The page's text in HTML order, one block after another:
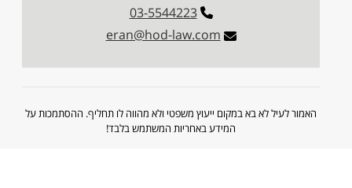
03-5544223
eran@hod-law.com
האמור לעיל לא בא במקום ייעוץ משפטי ולא מהווה לו תחליף. ההסתמכות על
המידע באחריות המשתמש בלבד!